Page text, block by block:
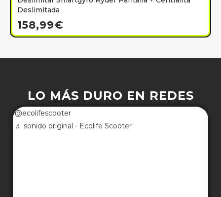
Deslimitada
158,99€
LO MÁS DURO EN REDES
@ecolifescooter
♬ sonido original - Ecolife Scooter